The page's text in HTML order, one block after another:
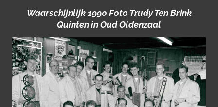
Waarschijnlijk 1990 Foto Trudy Ten Brink
Quinten in Oud Oldenzaal